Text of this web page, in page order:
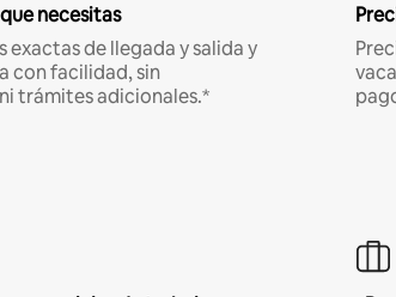
necesitas
exactas de llegada y salida y
con facilidad, sin
trámites adicionales.*